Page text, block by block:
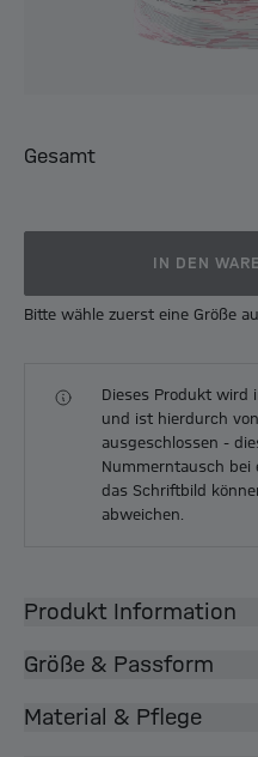
Gesamt
IN DEN
Bitte wähle zuerst eine Größe
Dieses Produkt wird
und ist hierdurch
ausgeschlossen -
Nummerntausch bei
das Schriftbild
abweichen.
Produkt Information
Größe & Passform
Material & Pflege